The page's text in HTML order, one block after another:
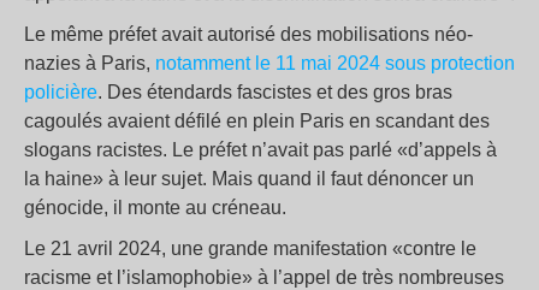
Le même préfet avait autorisé des mobilisations néo-
nazies à Paris, notamment le 11 mai 2024 sous protection
policière. Des étendards fascistes et des gros bras
cagoulés avaient défilé en plein Paris en scandant des
slogans racistes. Le préfet n’avait pas parlé «d’appels à
la haine» à leur sujet. Mais quand il faut dénoncer un
génocide, il monte au créneau.
Le 21 avril 2024, une grande manifestation «contre le
racisme et l’islamophobie» à l’appel de très nombreuses